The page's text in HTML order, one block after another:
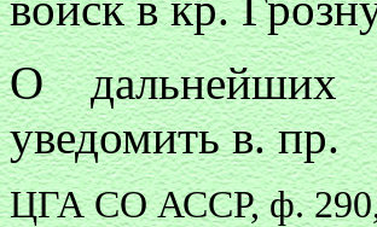
О дальнейших
уведомить в. пр.
ЦГА СО АССР, ф. 290,